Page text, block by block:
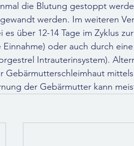
die Blutung gestoppt
werden. Im weiteren
über 12-14 Tage im Zyklus
oder auch durch
Intrauterinsystem).
Gebärmutterschleimhaut
der Gebärmutter kann